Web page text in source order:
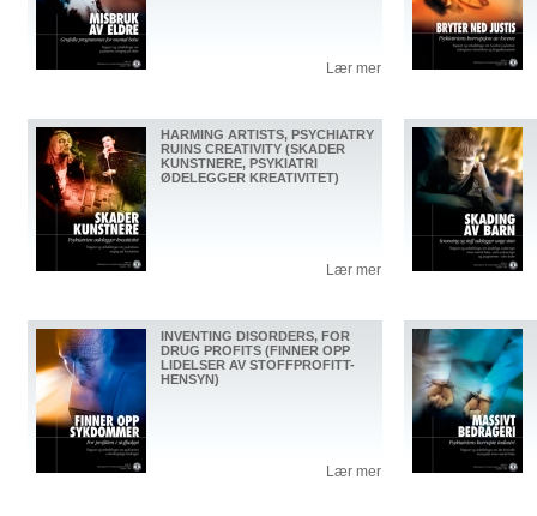
Lær mer
HARMING ARTISTS, PSYCHIATRY
RUINS CREATIVITY (SKADER
KUNSTNERE, PSYKIATRI
ØDELEGGER KREATIVITET)
Lær mer
INVENTING DISORDERS, FOR
DRUG PROFITS (FINNER OPP
LIDELSER AV STOFFPROFITT-
HENSYN)
Lær mer